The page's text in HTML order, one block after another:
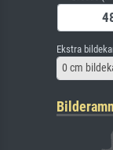
Ekstra
0 cm